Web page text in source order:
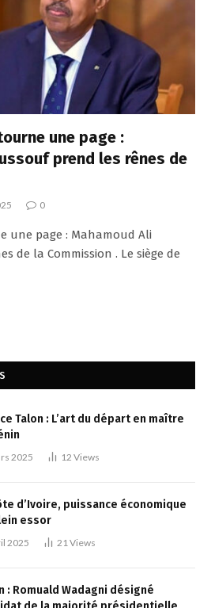
une page :
prend les rênes de
0
une page : Mahamoud Ali
de la Commission . Le siège de
Talon : L’art du départ en maître
2025 12 Views
d’Ivoire, puissance économique
essor
2025 21 Views
: Romuald Wadagni désigné